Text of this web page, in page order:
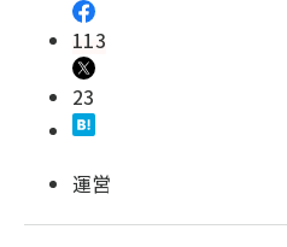
113
23
運営